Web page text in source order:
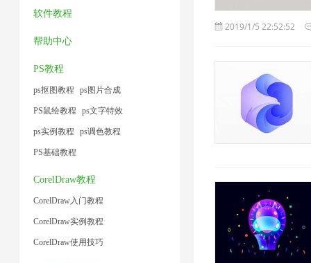
4
软件教程
帮助中心
PS教程
ps抠图教程 ps图片合成
PS鼠绘教程 ps文字特效
ps实例教程 ps调色教程
PS基础教程
CorelDraw教程
CorelDraw入门教程
CorelDraw实例教程
CorelDraw使用技巧
2019/1/5 22:52:52